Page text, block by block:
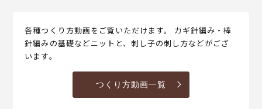
各種つくり方動画をご覧いただけます。 カギ針編み・棒
針編みの基礎などニットと、刺し子の刺し方などがござ
います。
つくり方動画一覧